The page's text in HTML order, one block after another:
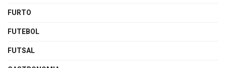
FURTO
FUTEBOL
FUTSAL